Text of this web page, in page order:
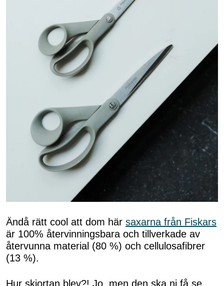
Ändå rätt cool att dom här saxarna från Fiskars
är 100% återvinningsbara och tillverkade av
återvunna material (80 %) och cellulosafibrer
(13 %).
Hur skjortan blev?! Jo, men den ska ni få se